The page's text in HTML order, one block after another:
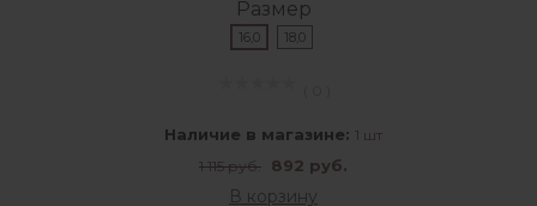
Размер
16,0 18,0
Наличие в магазине: 1 шт
1 115 руб. 892 руб.
В корзину